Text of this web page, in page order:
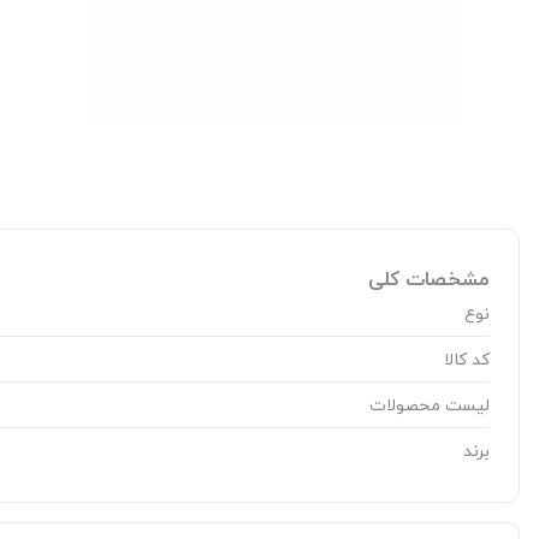
مشخصات کلی
نوع
کد کالا
لیست محصولات
برند